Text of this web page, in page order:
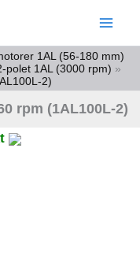
1AL (56-180 mm)
polet 1AL (3000 rpm) »
2)
rpm (1AL100L-2)